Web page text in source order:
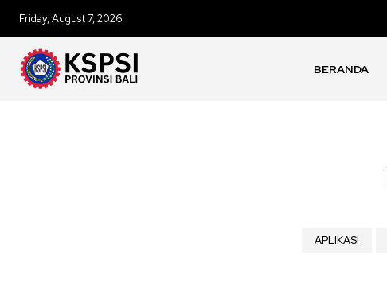
Friday, August 7, 2026
BERANDA
APLIKASI